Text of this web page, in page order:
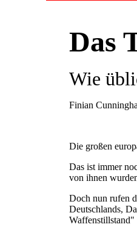
Das
Wie
Finian
Die großen
Das ist immer
von ihnen
Doch nun rufen
Deutschlands,
Waffenstillstand"